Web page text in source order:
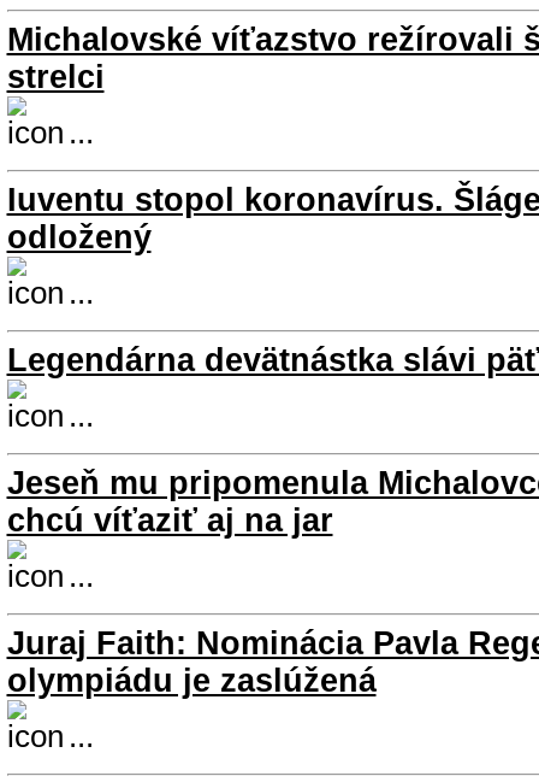
Michalovské víťazstvo režírovali
strelci
...
Iuventu stopol koronavírus.
odložený
...
Legendárna devätnástka slávi
...
Jeseň mu pripomenula
chcú víťaziť aj na jar
...
Juraj Faith: Nominácia Pavla
olympiádu je zaslúžená
...